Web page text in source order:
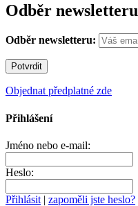
Odběr newsletteru
Odběr newsletteru:
Objednat předplatné zde
Přihlášení
Jméno nebo e-mail:
Heslo:
Přihlásit | zapoměli jste heslo?